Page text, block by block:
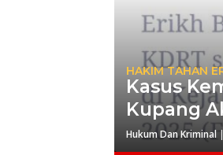
HAKIM TAHAN
Kasus
Kupang
Hukum Dan Kriminal |